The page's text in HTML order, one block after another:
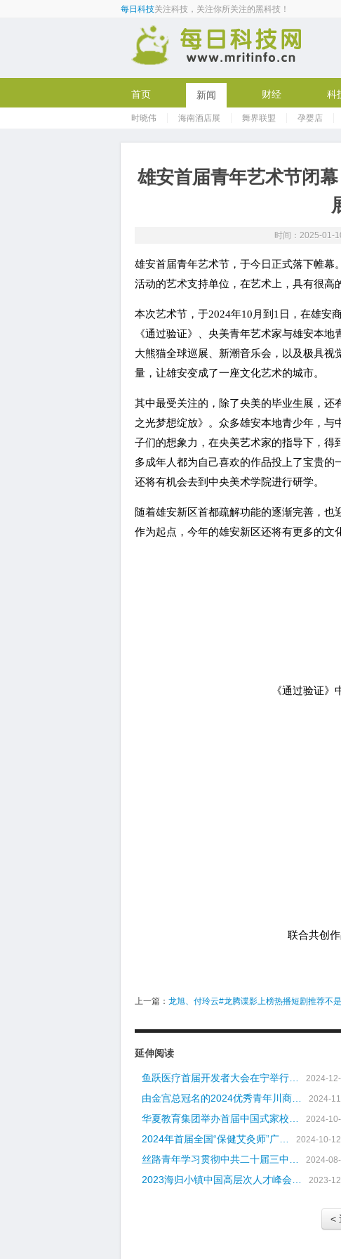
每日科技关注科技，关注你所关注的黑科技！
首页 新闻 财经 科
教育
时晓伟 海南酒店展 舞界联盟 孕婴店
雄安首届青年艺术节闭
时间：2025-01-
雄安首届青年艺术节，于今日正式落下帷幕
活动的艺术支持单位，在艺术上，具有很高
本次艺术节，于2024年10月到1日，在雄安
《通过验证》、央美青年艺术家与雄安本
大熊猫全球巡展、新潮音乐会，以及极具
量，让雄安变成了一座文化艺术的城市。
其中最受关注的，除了央美的毕业生展，
之光梦想绽放》。众多雄安本地青少年，
子们的想象力，在央美艺术家的指导下，得
多成年人都为自己喜欢的作品投上了宝贵的
还将有机会去到中央美术学院进行研学。
随着雄安新区首都疏解功能的逐渐完善，
作为起点，今年的雄安新区还将有更多的文
《通过验证
联合共创
上一篇： 龙旭、付玲云#龙腾谍影上榜热播短剧推荐不
延伸阅读
鱼跃医疗首届开发者大会在宁举行… 2024-
由金宫总冠名的2024优秀青年川商… 2024-
华夏教育集团举办首届中国式家校… 2024-
2024年首届全国“保健艾灸师”广… 2024-10-12
丝路青年学习贯彻中共二十届三中… 2024-
2023海归小镇中国高层次人才峰会… 2023-
<